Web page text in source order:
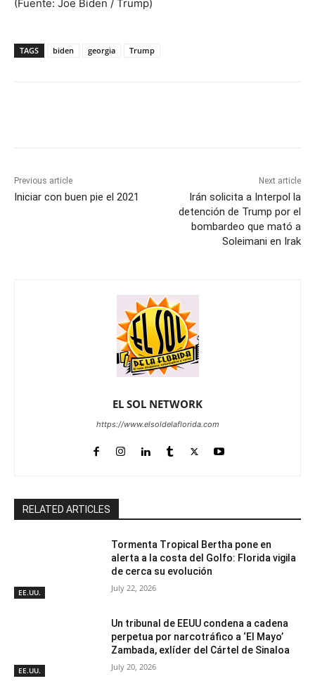
(Fuente: Joe Biden / Trump)
TAGS biden georgia Trump
Previous article
Iniciar con buen pie el 2021
Next article
Irán solicita a Interpol la
detención de Trump por el
bombardeo que mató a
Soleimani en Irak
EL SOL NETWORK
https://www.elsoldelaflorida.com
RELATED ARTICLES
EE.UU.
Tormenta Tropical Bertha pone en
alerta a la costa del Golfo: Florida vigila
de cerca su evolución
July 22, 2026
EE.UU.
Un tribunal de EEUU condena a cadena
perpetua por narcotráfico a ‘El Mayo’
Zambada, exlíder del Cártel de Sinaloa
July 20, 2026